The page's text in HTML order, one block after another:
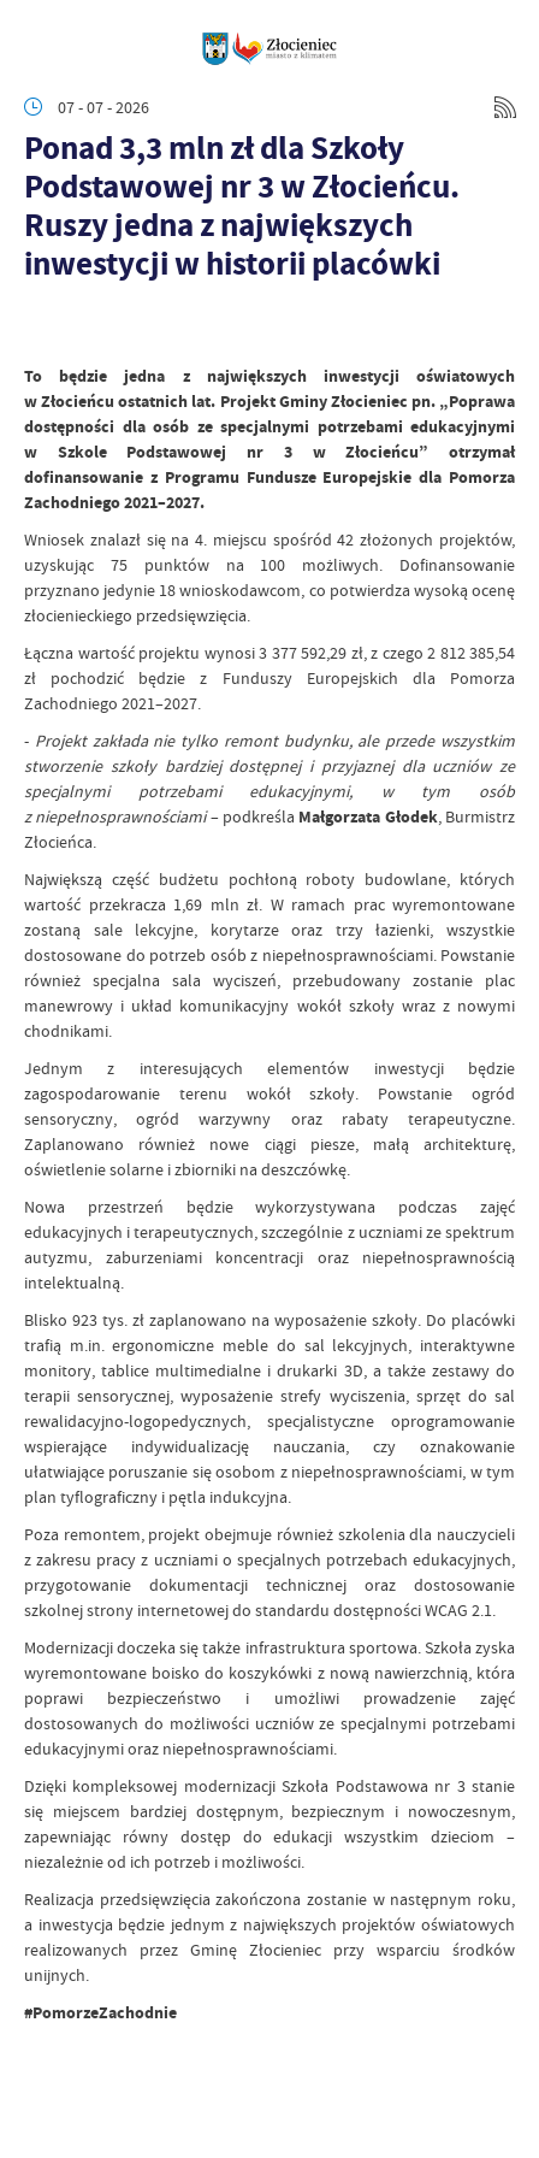
07 - 07 - 2026
Ponad 3,3 mln zł dla Szkoły
Podstawowej nr 3 w Złocieńcu.
Ruszy jedna z największych
inwestycji w historii placówki
To będzie jedna z największych inwestycji oświatowych
w Złocieńcu ostatnich lat. Projekt Gminy Złocieniec pn. „Poprawa
dostępności dla osób ze specjalnymi potrzebami edukacyjnymi
w Szkole Podstawowej nr 3 w Złocieńcu” otrzymał
dofinansowanie z Programu Fundusze Europejskie dla Pomorza
Zachodniego 2021–2027.
Wniosek znalazł się na 4. miejscu spośród 42 złożonych projektów,
uzyskując 75 punktów na 100 możliwych. Dofinansowanie
przyznano jedynie 18 wnioskodawcom, co potwierdza wysoką ocenę
złocienieckiego przedsięwzięcia.
Łączna wartość projektu wynosi 3 377 592,29 zł, z czego 2 812 385,54
zł pochodzić będzie z Funduszy Europejskich dla Pomorza
Zachodniego 2021–2027.
- Projekt zakłada nie tylko remont budynku, ale przede wszystkim
stworzenie szkoły bardziej dostępnej i przyjaznej dla uczniów ze
specjalnymi potrzebami edukacyjnymi, w tym osób
z niepełnosprawnościami– podkreśla Małgorzata Głodek, Burmistrz
Złocieńca.
Największą część budżetu pochłoną roboty budowlane, których
wartość przekracza 1,69 mln zł. W ramach prac wyremontowane
zostaną sale lekcyjne, korytarze oraz trzy łazienki, wszystkie
dostosowane do potrzeb osób z niepełnosprawnościami. Powstanie
również specjalna sala wyciszeń, przebudowany zostanie plac
manewrowy i układ komunikacyjny wokół szkoły wraz z nowymi
chodnikami.
Jednym z interesujących elementów inwestycji będzie
zagospodarowanie terenu wokół szkoły. Powstanie ogród
sensoryczny, ogród warzywny oraz rabaty terapeutyczne.
Zaplanowano również nowe ciągi piesze, małą architekturę,
oświetlenie solarne i zbiorniki na deszczówkę.
Nowa przestrzeń będzie wykorzystywana podczas zajęć
edukacyjnych i terapeutycznych, szczególnie z uczniami ze spektrum
autyzmu, zaburzeniami koncentracji oraz niepełnosprawnością
intelektualną.
Blisko 923 tys. zł zaplanowano na wyposażenie szkoły. Do placówki
trafią m.in. ergonomiczne meble do sal lekcyjnych, interaktywne
monitory, tablice multimedialne i drukarki 3D, a także zestawy do
terapii sensorycznej, wyposażenie strefy wyciszenia, sprzęt do sal
rewalidacyjno-logopedycznych, specjalistyczne oprogramowanie
wspierające indywidualizację nauczania, czy oznakowanie
ułatwiające poruszanie się osobom z niepełnosprawnościami, w tym
plan tyflograficzny i pętla indukcyjna.
Poza remontem, projekt obejmuje również szkolenia dla nauczycieli
z zakresu pracy z uczniami o specjalnych potrzebach edukacyjnych,
przygotowanie dokumentacji technicznej oraz dostosowanie
szkolnej strony internetowej do standardu dostępności WCAG 2.1.
Modernizacji doczeka się także infrastruktura sportowa. Szkoła zyska
wyremontowane boisko do koszykówki z nową nawierzchnią, która
poprawi bezpieczeństwo i umożliwi prowadzenie zajęć
dostosowanych do możliwości uczniów ze specjalnymi potrzebami
edukacyjnymi oraz niepełnosprawnościami.
Dzięki kompleksowej modernizacji Szkoła Podstawowa nr 3 stanie
się miejscem bardziej dostępnym, bezpiecznym i nowoczesnym,
zapewniając równy dostęp do edukacji wszystkim dzieciom –
niezależnie od ich potrzeb i możliwości.
Realizacja przedsięwzięcia zakończona zostanie w następnym roku,
a inwestycja będzie jednym z największych projektów oświatowych
realizowanych przez Gminę Złocieniec przy wsparciu środków
unijnych.
#PomorzeZachodnie